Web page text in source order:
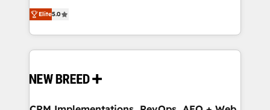
の一部をAIが自律実行する組織への移行を設計・実装。
Breeze・Claude等をHubSpotと連携させ、役割定義・
革を、構想から実装・定着までPMOとして主導。「設
の統合・浸透・変革管理を実行します。 ▸ CMS戦略設
into a revenue engine. Our unified ecosystem
includes specialized divisions Globalia (AI &
Software) and Point Success Media (Paid Media),
making this the official home for all three brands. 🔄
and system integrations powered by Globalia’s
trainers to drive platform adoption. 📈 Revenue
Elite5.0